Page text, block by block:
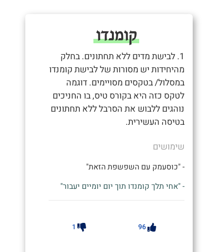
קומנדו
1. לבישת מדים ללא תחתונים. בחלק
מהיחידות יש מסורות של לבישת קומנדו
במסלול/ בטקסים מסויימים. דוגמה
לטקס כזה היא בקורס טיס, בו החניכים
נוהגים ללבוש את הסרבל ללא תחתונים
בטיסה העשירית.
שימושים
- "כוסעמק עם השפשפת הזאת"
- "אחי תלך קומנדו תוך יום יומיים יעבור"
96
1